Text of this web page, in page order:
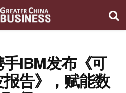
IBM发布《可
告》，赋能数